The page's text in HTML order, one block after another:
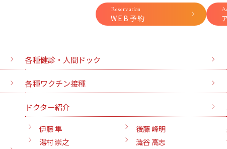
Reservation
WEB予約
各種健診・人間ドック
各種ワクチン接種
ドクター紹介
伊藤 隼
後藤 峰明
湯村 崇之
澁谷 高志